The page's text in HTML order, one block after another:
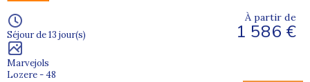
Séjour de 13 jour(s)
Marvejols
Lozere - 48
À partir de
1 586 €